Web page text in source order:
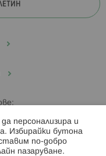
персонализира и
Избирайки бутона
по-добро
пазаруване.